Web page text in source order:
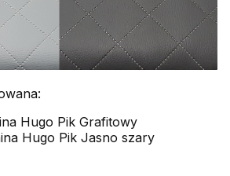
Hugo Pik Grafitowy
Hugo Pik Jasno szary